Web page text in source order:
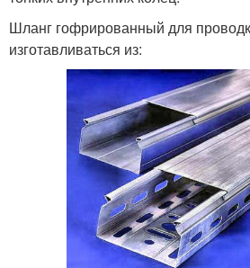
Шланг гофрированный для
изготавливаться из: